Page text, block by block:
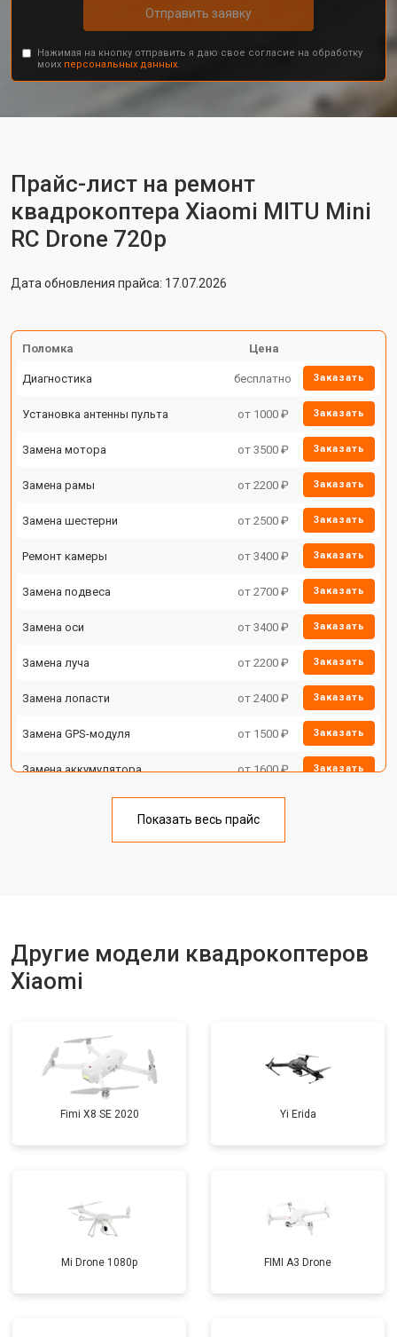
Отправить заявку
Нажимая на кнопку отправить я даю свое согласие на обработку
моих персональных данных.
Прайс-лист на ремонт
квадрокоптера Xiaomi MITU Mini
RC Drone 720p
Дата обновления прайса: 17.07.2026
Поломка Цена
Диагностика бесплатно Заказать
Установка антенны пульта от 1000 ₽ Заказать
Замена мотора от 3500 ₽ Заказать
Замена рамы от 2200 ₽ Заказать
Замена шестерни от 2500 ₽ Заказать
Ремонт камеры от 3400 ₽ Заказать
Замена подвеса от 2700 ₽ Заказать
Замена оси от 3400 ₽ Заказать
Замена луча от 2200 ₽ Заказать
Замена лопасти от 2400 ₽ Заказать
Замена GPS-модуля от 1500 ₽ Заказать
Замена аккумулятора от 1600 ₽ Заказать
от 1800 ₽
Показать весь прайс
Другие модели квадрокоптеров
Xiaomi
Fimi X8 SE 2020 Yi Erida
Mi Drone 1080p FIMI A3 Drone